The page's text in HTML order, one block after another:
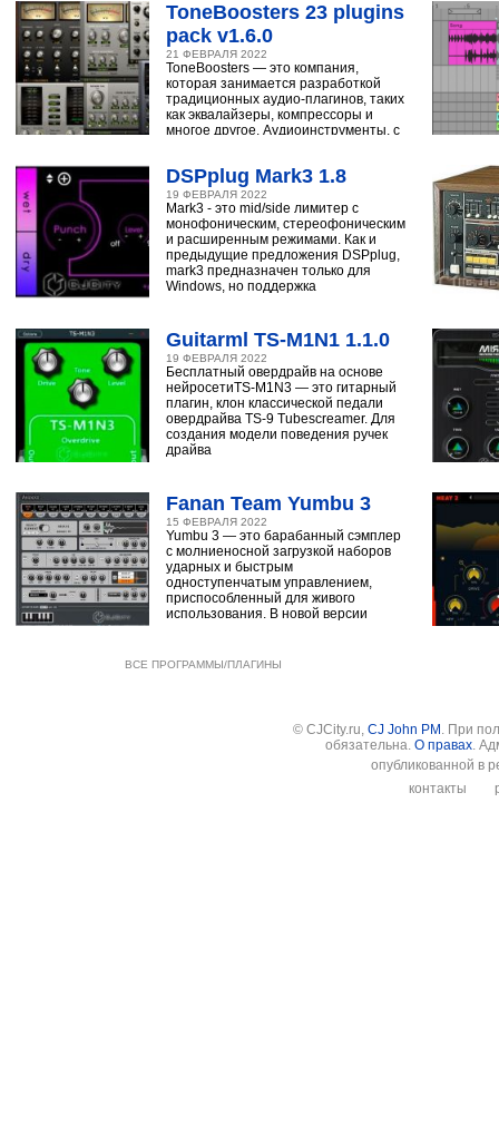
ToneBoosters 23 plugins
pack v1.6.0
21 ФЕВРАЛЯ 2022
ToneBoosters — это компания,
которая занимается разработкой
традиционных аудио-плагинов, таких
как эквалайзеры, компрессоры и
многое другое. Аудиоинструменты, с
DSPplug Mark3 1.8
19 ФЕВРАЛЯ 2022
Mark3 - это mid/side лимитер с
монофоническим, стереофоническим
и расширенным режимами. Как и
предыдущие предложения DSPplug,
mark3 предназначен только для
Windows, но поддержка
Guitarml TS-M1N1 1.1.0
19 ФЕВРАЛЯ 2022
Бесплатный овердрайв на основе
нейросетиTS-M1N3 — это гитарный
плагин, клон классической педали
овердрайва TS-9 Tubescreamer. Для
создания модели поведения ручек
драйва
Fanan Team Yumbu 3
15 ФЕВРАЛЯ 2022
Yumbu 3 — это барабанный сэмплер
с молниеносной загрузкой наборов
ударных и быстрым
одноступенчатым управлением,
приспособленный для живого
использования. В новой версии
ВСЕ ПРОГРАММЫ/ПЛАГИНЫ
© CJCity.ru, CJ John PM . При
обязательна. О правах.
опубликованной в
контакты